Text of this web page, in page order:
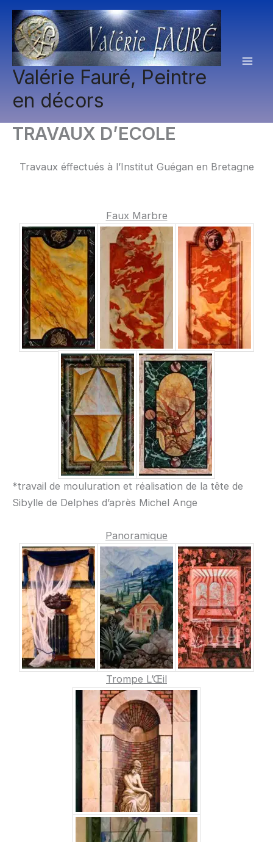
Aller
contenu
Valérie Fauré, Peintre
en décors
TRAVAUX D’ECOLE
Travaux éffectués à l’Institut Guégan en Bretagne
Faux Marbre
*travail de mouluration et réalisation de la tête de
Sibylle de Delphes d’après Michel Ange
Panoramique
Trompe L’Œil